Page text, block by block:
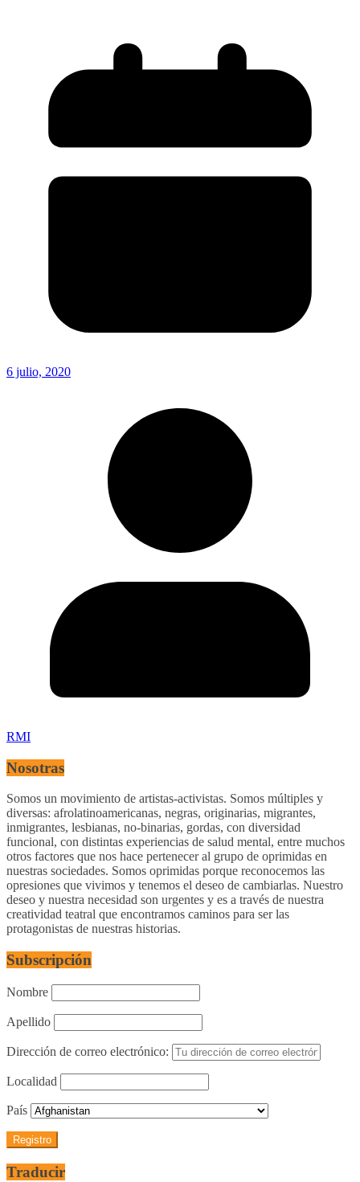
6 julio, 2020
RMI
Nosotras
Somos un movimiento de artistas-activistas. Somos múltiples y
diversas: afrolatinoamericanas, negras, originarias, migrantes,
inmigrantes, lesbianas, no-binarias, gordas, con diversidad
funcional, con distintas experiencias de salud mental, entre muchos
otros factores que nos hace pertenecer al grupo de oprimidas en
nuestras sociedades. Somos oprimidas porque reconocemos las
opresiones que vivimos y tenemos el deseo de cambiarlas. Nuestro
deseo y nuestra necesidad son urgentes y es a través de nuestra
creatividad teatral que encontramos caminos para ser las
protagonistas de nuestras historias.
Subscripción
Nombre
Apellido
Dirección de correo electrónico:
Localidad
País
Traducir